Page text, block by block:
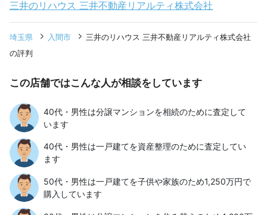
三井のリハウス 三井不動産リアルティ株式会社
埼玉県 入間市
三井のリハウス 三井不動産リアルティ株式会社
の評判
この店舗ではこんな人が相談をしています
40代・男性は分譲マンションを相続のために査定して
います
40代・男性は一戸建てを資産整理のために査定してい
ます
50代・男性は一戸建てを子供や家族のため1,250万円で
購入しています